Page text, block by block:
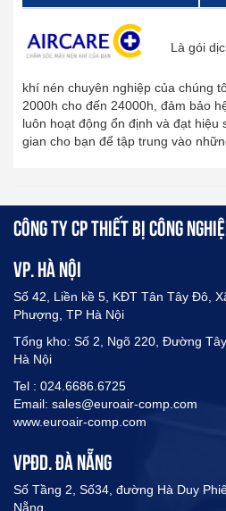
Là gói
khí nén chuyên nghiệp của chúng
2000h cho đến 24000h, đảm bảo
luôn hoạt động ổn định và đạt hiệu
gian cho bạn để tập trung vào
CÔNG TY CP THIẾT BỊ CÔNG
VP. HÀ NỘI
Số 42, Liền kề 5, KĐT Tân Tây Đô,
Phượng, TP Hà Nội
Tổng kho: Số 2, Ngõ 220, Đường
Hà Nội
Tel : 024.6686.6725
Email: sales@euroair-comp.com
www.euroair-comp.com
VPĐD. ĐÀ NẴNG
Số Tầng 2, Số34, đường Hà Duy
Nẵng